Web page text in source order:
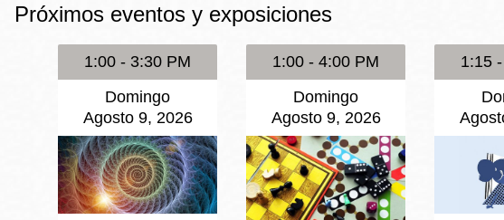
Excelsior
Glen Park
Golden Gate
Valley
Noe Valley
North Beach
Presidio
Próximos eventos y exposiciones
1:00 - 3:30 PM
Domingo
Agosto 9, 2026
1:00 - 4:00 PM
Domingo
Agosto 9, 2026
1:15